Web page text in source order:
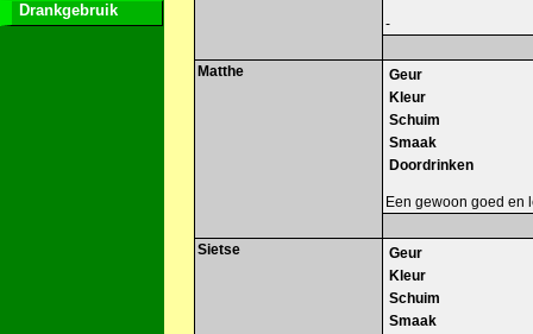
Drankgebruik
-
Matthe
Geur
Kleur
Schuim
Smaak
Doordrinken
Een gewoon goed en
Sietse
Geur
Kleur
Schuim
Smaak